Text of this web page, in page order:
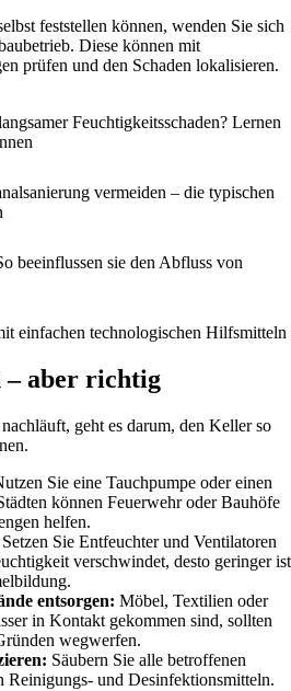
feststellen können, wenden Sie sich
Diese können mit
prüfen und den Schaden lokalisieren.
Feuchtigkeitsschaden? Lernen
vermeiden – die typischen
beeinflussen sie den Abfluss von
einfachen technologischen Hilfsmitteln
– aber richtig
geht es darum, den Keller so
Sie eine Tauchpumpe oder einen
können Feuerwehr oder Bauhöfe
helfen.
Setzen Sie Entfeuchter und Ventilatoren
verschwindet, desto geringer ist
entsorgen: Möbel, Textilien oder
in Kontakt gekommen sind, sollten
wegwerfen.
Säubern Sie alle betroffenen
Reinigungs- und Desinfektionsmitteln.